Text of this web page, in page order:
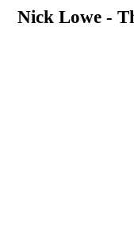
Nick Lowe -